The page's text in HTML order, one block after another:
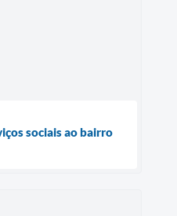
sociais ao bairro